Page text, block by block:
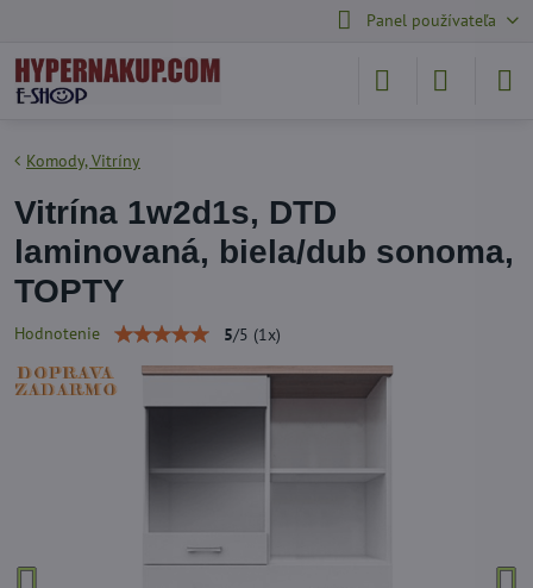
Panel používateľa
Komody, Vitríny
Vitrína 1w2d1s, DTD
laminovaná, biela/dub sonoma,
TOPTY
Hodnotenie 5/5 (1 x)